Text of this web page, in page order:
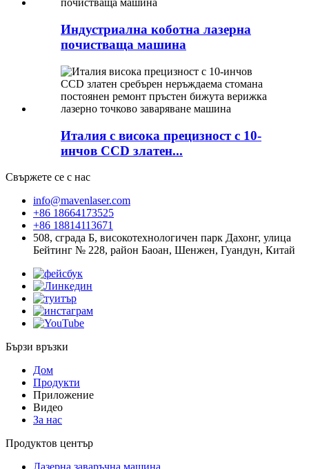
Индустриална коботна лазерна
почистваща машина
Италия с висока прецизност с 10-
инчов CCD златен...
Свържете се с нас
info@mavenlaser.com
+86 18664173525
+86 18814113671
508, сграда Б, високотехнологичен парк Дахонг, улица
Бейтинг № 228, район Баоан, Шенжен, Гуандун, Китай
Бързи връзки
Дом
Продукти
Приложение
Видео
За нас
Продуктов център